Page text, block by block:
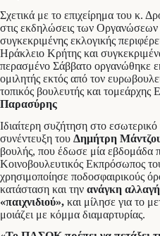
Σχετικά με το επιχείρημα του κ.
στις εκδηλώσεις των Οργανώσεων
συγκεκριμένης εκλογικής
Ηράκλειο Κρήτης και
περασμένο Σάββατο οργανώθηκε
ομιλητής εκτός από τον
τοπικός βουλευτής και τομεάρχης
Παρασύρης
Ιδιαίτερη συζήτηση στο
συνέντευξη του Δημήτρη
βουλής, που έδωσε μία εβδομάδα
Κοινοβουλευτικός Εκπρόσωπος
χρησιμοποίησε ποδοσφαιρικούς
κατάσταση και την ανάγκη
«παιχνιδιού», και μίλησε για το
μοιάζει με κόμμα διαμαρτυρίας.